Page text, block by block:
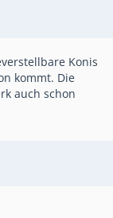
Konis
kommt. Die
auch schon